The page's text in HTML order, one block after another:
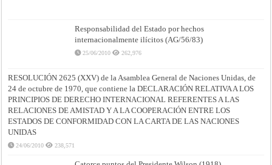
Responsabilidad del Estado por hechos
internacionalmente ilícitos (AG/56/83)
25/06/2010 262,976
RESOLUCIÓN 2625 (XXV) de la Asamblea General de Naciones Unidas, de
24 de octubre de 1970, que contiene la DECLARACIÓN RELATIVA A LOS
PRINCIPIOS DE DERECHO INTERNACIONAL REFERENTES A LAS
RELACIONES DE AMISTAD Y A LA COOPERACIÓN ENTRE LOS
ESTADOS DE CONFORMIDAD CON LA CARTA DE LAS NACIONES
UNIDAS
24/06/2010 238,571